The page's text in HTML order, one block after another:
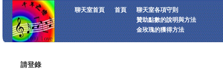
聊天室首頁 首頁
聊天室各項守則
贊助點數的說明與方法
金玫瑰的獲得方法
請登錄